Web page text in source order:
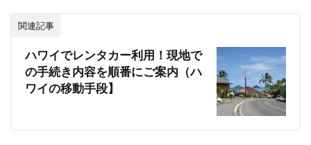
関連記事
ハワイでレンタカー利用！現地で
の手続き内容を順番にご案内（ハ
ワイの移動手段】